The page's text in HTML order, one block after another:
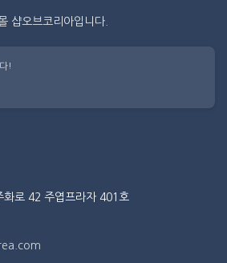
샵오브코리아입니다.
!
화로 42 주엽프라자 401호